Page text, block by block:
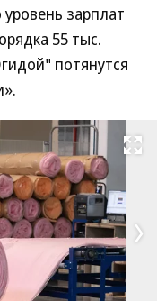
зарплат
55 тыс.
потянутся
Развернуть